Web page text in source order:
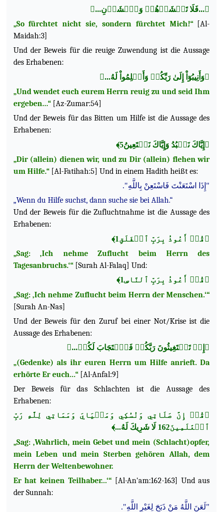
﴿...فَلَا تَخۡشَوۡهُمۡ وَٱخۡشَوۡنِ...﴾
„So fürchtet nicht sie, sondern fürchtet Mich!“[Al-
Maidah:3]
Und der Beweis für die reuige Zuwendung ist die Aussage
des Erhabenen:
﴿وَأَنِيبُوٓاْ إِلَىٰ رَبِّكُمۡ وَأَسۡلِمُواْ لَهُ...﴾
„Und wendet euch eurem Herrn reuig zu und seid Ihm
ergeben...“[Az-Zumar:54]
Und der Beweis für das Bitten um Hilfe ist die Aussage des
Erhabenen:
﴿إِيَّاكَ نَعۡبُدُ وَإِيَّاكَ نَسۡتَعِينُ5﴾
„Dir (allein) dienen wir, und zu Dir (allein) flehen wir
um Hilfe.“[Al-Fatihah:5] Und in einem Hadith heißt es:
"إِذَا اسْتَعَنْتَ فَاسْتَعِنْ بِاللَّهِ".
„Wenn du Hilfe suchst, dann suche sie bei Allah.“
Und der Beweis für die Zufluchtnahme ist die Aussage des
Erhabenen:
﴿قُلۡ أَعُوذُ بِرَبِّ ٱلۡفَلَقِ1﴾
„Sag: ‚Ich nehme Zuflucht beim Herrn des
Tagesanbruchs.‘“[Surah Al-Falaq] Und:
﴿قُلۡ أَعُوذُ بِرَبِّ ٱلنَّاسِ1﴾
„Sag: ‚Ich nehme Zuflucht beim Herrn der Menschen.‘“
[Surah An-Nas]
Und der Beweis für den Zuruf bei einer Not/Krise ist die
Aussage des Erhabenen:
﴿إِذۡ تَسۡتَغِيثُونَ رَبَّكُمۡ فَٱسۡتَجَابَ لَكُمۡ...﴾
„(Gedenke) als ihr euren Herrn um Hilfe anrieft. Da
erhörte Er euch...“[Al-Anfal:9]
Der Beweis für das Schlachten ist die Aussage des
Erhabenen:
﴿قُلۡ إِنَّ صَلَاتِي وَنُسُكِي وَمَحۡيَايَ وَمَمَاتِي لِلَّهِ رَبِّ
ٱلۡعَٰلَمِينَ162 لَا شَرِيكَ لَهُ...﴾
„Sag: ‚Wahrlich, mein Gebet und mein (Schlacht)opfer,
mein Leben und mein Sterben gehören Allah, dem
Herrn der Weltenbewohner.
Er hat keinen Teilhaber...‘“ [Al-An'am:162-163] Und aus
der Sunnah:
"لَعَنَ اللَّهُ مَنْ ذَبَحَ لِغَيْرِ اللَّهِ".